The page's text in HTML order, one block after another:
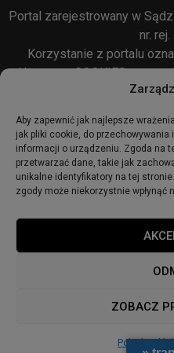
Aby zapewnić jak najlepsze
jak pliki cookie, do
informacji o urządzeniu. Zgoda na
przetwarzać dane, takie jak
unikalne identyfikatory na tej
zgody może niekorzystnie wpłynąć
ZOBACZ
Polityka
Portal zarejestrowany w
nr. rej.
Korzystanie z portalu
Używamy COOKIES w
© 2018 -
Polityka Prywatności